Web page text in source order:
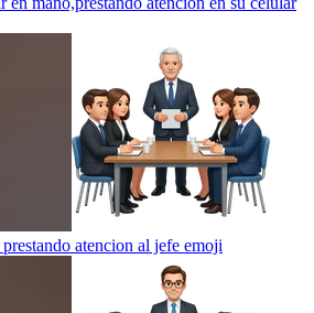
atencion al jefe emoji